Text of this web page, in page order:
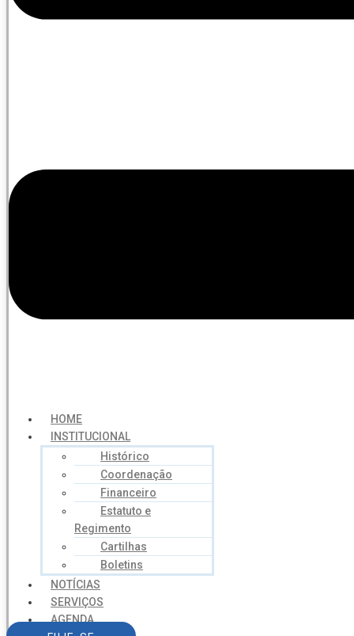
HOME
INSTITUCIONAL
Histórico
Coordenação
Financeiro
Estatuto e
Regimento
Cartilhas
Boletins
NOTÍCIAS
SERVIÇOS
AGENDA